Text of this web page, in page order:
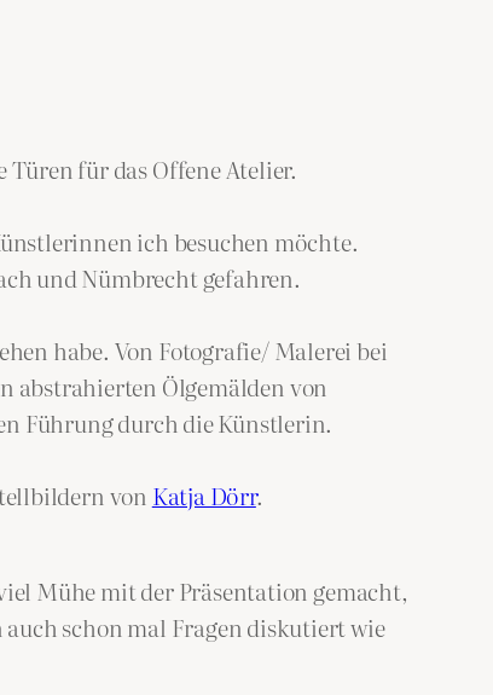
Türen für das Offene Atelier.
ich besuchen möchte.
und Nümbrecht gefahren.
habe. Von Fotografie/ Malerei bei
abstrahierten Ölgemälden von
Führung durch die Künstlerin.
von Katja Dörr.
Mühe mit der Präsentation gemacht,
schon mal Fragen diskutiert wie